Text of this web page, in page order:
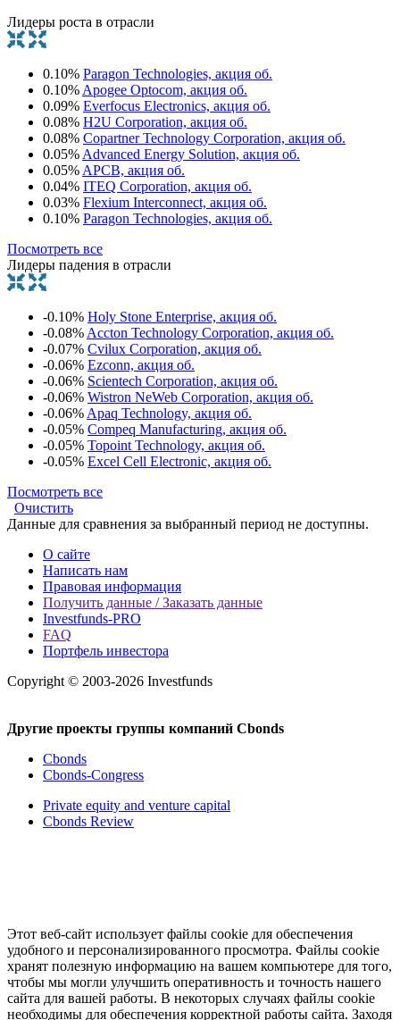
Лидеры роста в отрасли
0.10% Paragon Technologies, акция об.
0.10% Apogee Optocom, акция об.
0.09% Everfocus Electronics, акция об.
0.08% H2U Corporation, акция об.
0.08% Copartner Technology Corporation, акция об.
0.05% Advanced Energy Solution, акция об.
0.05% APCB, акция об.
0.04% ITEQ Corporation, акция об.
0.03% Flexium Interconnect, акция об.
0.10% Paragon Technologies, акция об.
Посмотреть все
Лидеры падения в отрасли
-0.10% Holy Stone Enterprise, акция об.
-0.08% Accton Technology Corporation, акция об.
-0.07% Cvilux Corporation, акция об.
-0.06% Ezconn, акция об.
-0.06% Scientech Corporation, акция об.
-0.06% Wistron NeWeb Corporation, акция об.
-0.06% Apaq Technology, акция об.
-0.05% Compeq Manufacturing, акция об.
-0.05% Topoint Technology, акция об.
-0.05% Excel Cell Electronic, акция об.
Посмотреть все
Очистить
Данные для сравнения за выбранный период не доступны.
О сайте
Написать нам
Правовая информация
Получить данные / Заказать данные
Investfunds-PRO
FAQ
Портфель инвестора
Copyright © 2003-2026 Investfunds
Другие проекты группы компаний Cbonds
Cbonds
Cbonds-Congress
Private equity and venture capital
Cbonds Review
Этот веб-сайт использует файлы cookie для обеспечения
удобного и персонализированного просмотра. Файлы cookie
хранят полезную информацию на вашем компьютере для того,
чтобы мы могли улучшить оперативность и точность нашего
сайта для вашей работы. В некоторых случаях файлы cookie
необходимы для обеспечения корректной работы сайта. Заходя